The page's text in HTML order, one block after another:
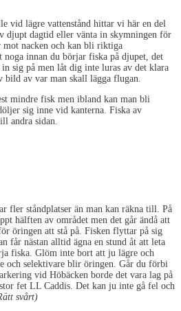
vid lägre vattenstånd hittar vi här en del
djupt dagtid eller vänta in skymningen för
mot nacken och kan bli riktiga
innan du börjar fiska på djupet, det
sig på men låt dig inte luras av det klara
bild av var man skall lägga flugan.
mindre fisk men ibland kan man bli
sig inne vid kanterna. Fiska av
andra sidan.
fler ståndplatser än man kan räkna till. På
hälften av området men det går ändå att
öringen att stå på. Fisken flyttar på sig
får nästan alltid ägna en stund åt att leta
fiska. Glöm inte bort att ju lägre och
och selektivare blir öringen. Går du förbi
vid Höbäcken borde det vara lag på
fet LL Caddis. Det kan ju inte gå fel och
svårt)